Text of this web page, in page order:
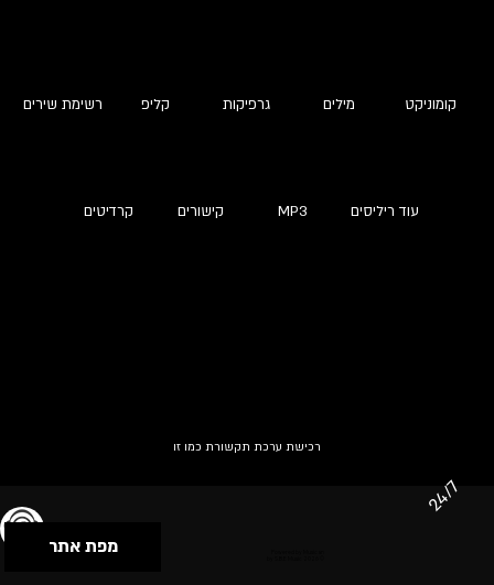
רשימת שירים קליפ גרפיקות מילים קומוניקט
קרדיטים קישורים MP3 עוד ריליסים
רכישת ערכת תקשורת כמו זו
מפת אתר
24/7